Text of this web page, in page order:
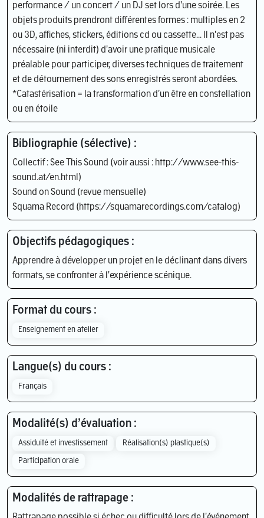
performance / un concert / un DJ set lors d'une soirée. Les
objets produits prendront différentes formes : multiples en 2
ou 3D, affiches, stickers, éditions cd ou cassette... Il n'est pas
nécessaire (ni interdit) d'avoir une pratique musicale
préalable pour participer, diverses techniques de traitement
et de détournement des sons enregistrés seront abordées.
*Catastérisation = la transformation d’un être en constellation
ou en étoile
Bibliographie (sélective) :
Collectif : See This Sound (voir aussi : http://www.see-this-
sound.at/en.html)
Sound on Sound (revue mensuelle)
Squama Record (https://squamarecordings.com/catalog)
Objectifs pédagogiques :
Apprendre à développer un projet en le déclinant dans divers
formats, se confronter à l'expérience scénique.
Format du cours :
Enseignement en atelier
Langue(s) du cours :
Français
Modalité(s) d’évaluation :
Assiduité et investissement Réalisation(s) plastique(s)
Participation orale
Modalités de rattrapage :